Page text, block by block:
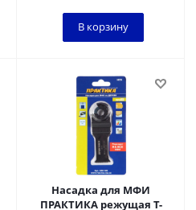
В корзину
Насадка для МФИ
ПРАКТИКА режущая Т-